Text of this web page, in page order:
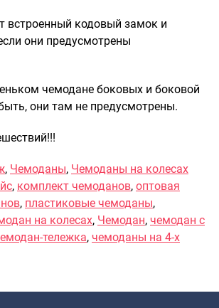
встроенный кодовый замок и
они предусмотрены
чемодане боковых и боковой
они там не предусмотрены.
, Чемоданы, Чемоданы на колесах
, комплект чемоданов, оптовая
, пластиковые чемоданы,
на колесах, Чемодан, чемодан с
тележка, чемоданы на 4-х